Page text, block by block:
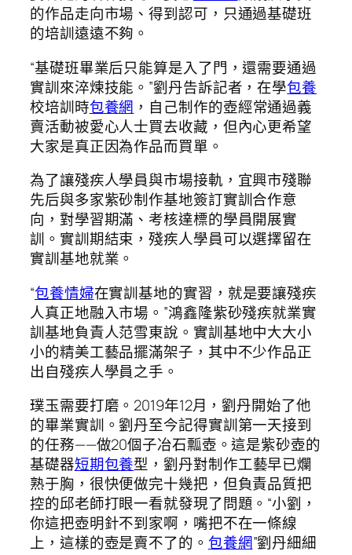
的作品走向市場、得到認可，只通過基礎班
的培訓遠遠不夠。
“基礎班畢業后只能算是入了門，還需要通過
實訓來淬煉技能。”劉丹告訴記者，在學包養
校培訓時包養網 ，自己制作的壺經常通過義
賣活動被愛心人士買去收藏，但內心更希望
大家是真正因為作品而買單。
為了讓殘疾人學員與市場接軌，宜興市殘聯
先后與多家紫砂制作基地簽訂實訓合作意
向，對學習期滿、考核達標的學員開展實
訓。實訓期結束，殘疾人學員可以選擇留在
實訓基地就業。
“包養情婦在實訓基地的實習，就是要讓殘疾
人真正地融入市場。”鴻鑫隆紫砂殘疾就業實
訓基地負責人范雪東說。實訓基地中大大小
小的精美工藝品擺滿架子，其中不少作品正
出自殘疾人學員之手。
璞玉需要打磨。2019年12月，劉丹開始了他
的畢業實訓。劉丹至今記得實訓第一天接到
的任務——做20個子冶石瓢壺。這是紫砂壺的
基礎器短期包養型，劉丹對制作工藝早已爛
熟于胸，很快便做完十幾把，但負責品質把
控的邱老師打眼一看就發現了問題。“小劉，
你這把壺明針不到家啊，嘴把不在一條線
上，這樣的壺是賣不了的。 包養網”劉丹細細